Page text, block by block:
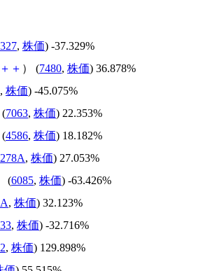
, 株価) -37.329%
＋ ＋ ） (7480, 株価) 36.878%
, 株価) -45.075%
(7063, 株価) 22.353%
(4586, 株価) 18.182%
278A, 株価) 27.053%
(6085, 株価) -63.426%
, 株価) 32.123%
, 株価) -32.716%
, 株価) 129.898%